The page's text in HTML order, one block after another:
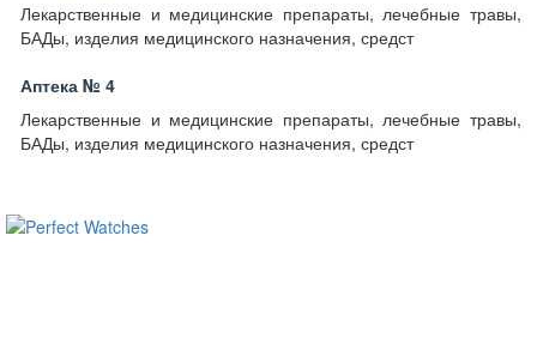
Лекарственные и медицинские препараты, лечебные травы,
БАДы, изделия медицинского назначения, средст
Аптека № 4
Лекарственные и медицинские препараты, лечебные травы,
БАДы, изделия медицинского назначения, средст